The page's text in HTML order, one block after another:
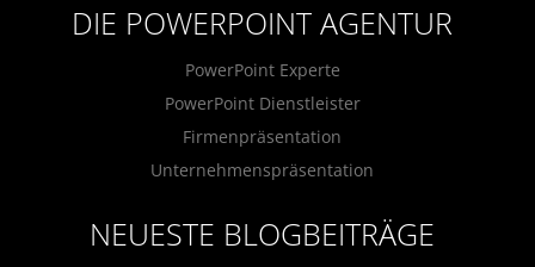
DIE POWERPOINT AGENTUR
PowerPoint Experte
PowerPoint Dienstleister
Firmenpräsentation
Unternehmenspräsentation
NEUESTE BLOGBEITRÄGE